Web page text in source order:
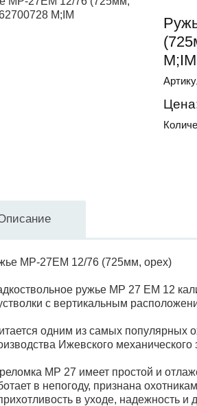
M;IM
МР-27ЕМ 12/76 (725мм, орех)
ружье МР 27 ЕМ 12
с вертикальным
одним из самых популярных
Ижевского механического
МР 27 имеет простой и
в непогоду, признана
в уходе, надежность и